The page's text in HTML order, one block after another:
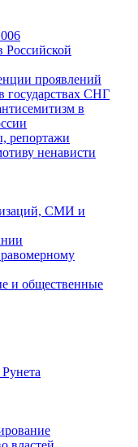
Российской
проявлений
государствах СНГ
в
репортажи
ненависти
СМИ и
и общественные